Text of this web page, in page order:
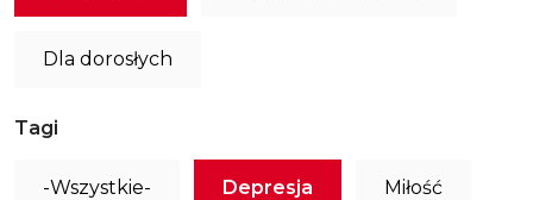
Dla dorosłych
Tagi
-Wszystkie- Depresja Miłość